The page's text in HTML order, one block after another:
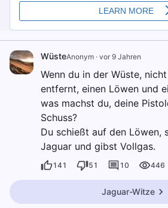
WüsteAnonym · vor 9 Jahren
Wenn du in der Wüste,
entfernt, einen Löwen und
was machst du, deine
Schuss?
Du schießt auf den Löwen,
Jaguar und gibst Vollgas.
141 51 10 446
Jaguar-Witze